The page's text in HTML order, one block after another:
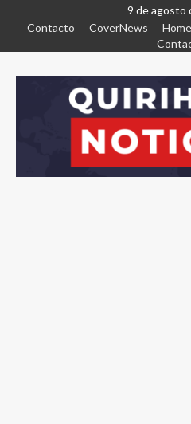
9 de agosto
Contacto
CoverNews